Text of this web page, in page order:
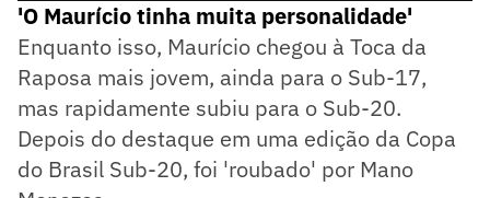
'O Maurício tinha muita personalidade'
Enquanto isso, Maurício chegou à Toca da
Raposa mais jovem, ainda para o Sub-17,
mas rapidamente subiu para o Sub-20.
Depois do destaque em uma edição da Copa
do Brasil Sub-20, foi 'roubado' por Mano